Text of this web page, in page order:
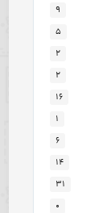
۹
۵
۲
۲
۱۶
۱
۶
۱۴
۳۱
۰